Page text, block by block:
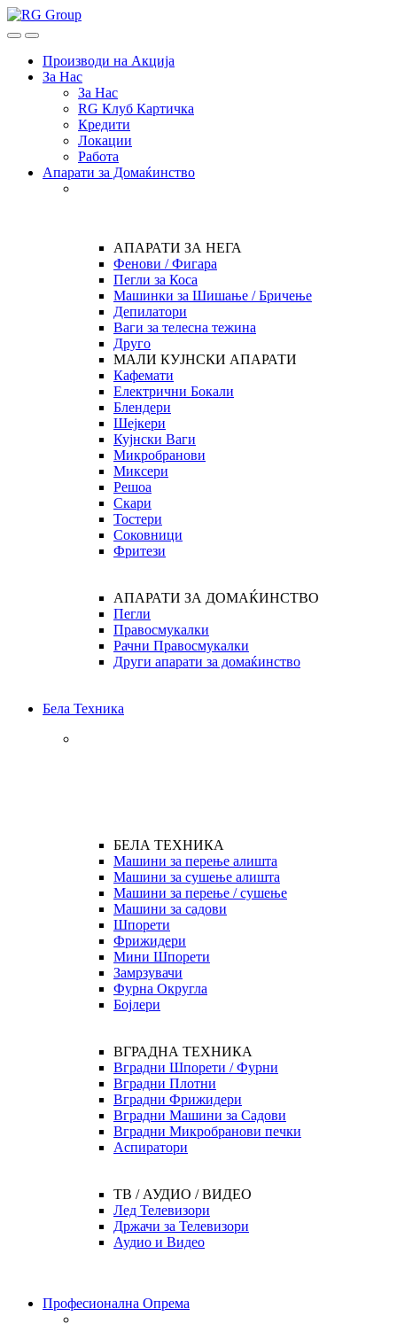
Skip
to
Skip
to
OpenClose
Производи на Акција
За Нас
За Нас
RG Клуб Картичка
Кредити
Локации
Работа
Апарати за Домаќинство
АПАРАТИ ЗА НЕГА
Фенови / Фигара
Пегли за Коса
Машинки за Шишање / Бричење
Депилатори
Ваги за телесна тежина
Друго
МАЛИ КУЈНСКИ АПАРАТИ
Кафемати
Електрични Бокали
Блендери
Шејкери
Кујнски Ваги
Микробранови
Миксери
Решоа
Скари
Тостери
Соковници
Фритези
АПАРАТИ ЗА ДОМАЌИНСТВО
Пегли
Правосмукалки
Рачни Правосмукалки
Други апарати за домаќинство
Бела Техника
БЕЛА ТЕХНИКА
Машини за перење алишта
Машини за сушење алишта
Машини за перење / сушење
Машини за садови
Шпорети
Фрижидери
Мини Шпорети
Замрзувачи
Фурна Округла
Бојлери
ВГРАДНА ТЕХНИКА
Вградни Шпорети / Фурни
Вградни Плотни
Вградни Фрижидери
Вградни Машини за Садови
Вградни Микробранови печки
Аспиратори
ТВ / АУДИО / ВИДЕО
Лед Телевизори
Држачи за Телевизори
Аудио и Видео
Професионална Опрема